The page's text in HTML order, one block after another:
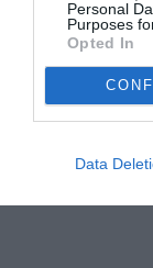
Personal
Purposes
Opted In
Data
ΘΕΑΤΡΟ - ΧΟΡΟΣ /
Προμηθέας
Δεσμώτης,
θέατρο